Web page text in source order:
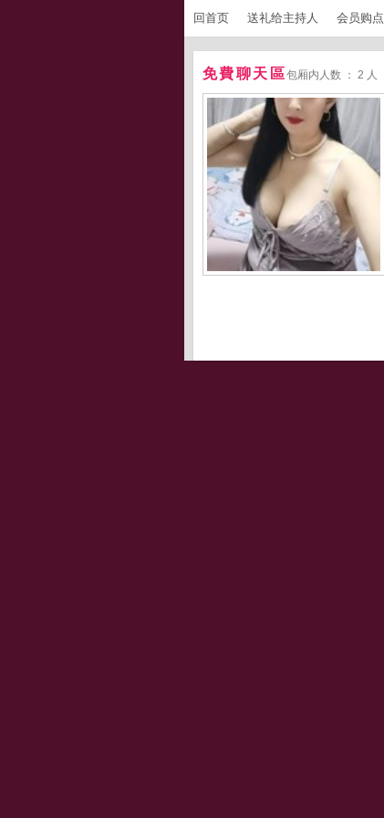
回首页 送礼给主持人 会员购点
免費聊天區包厢内人数 ： 2 人